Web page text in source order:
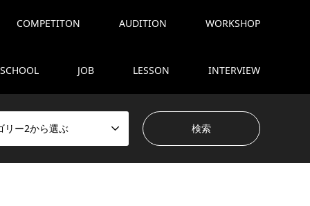
COMPETITON AUDITION WORKSHOP
SCHOOL JOB LESSON INTERVIEW
リー2から選ぶ